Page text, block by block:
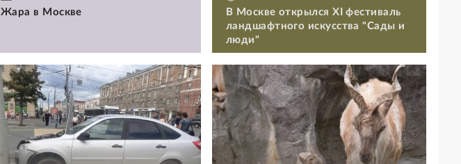
Жара в Москве
В Москве открылся XI фестиваль
ландшафтного искусства "Сады и
люди"